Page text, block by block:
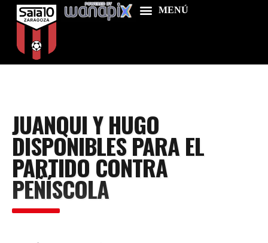
Food & Drink
Features
News
Contacts
JUANQUI Y HUGO
DISPONIBLES PARA EL
PARTIDO CONTRA
PEÑÍSCOLA